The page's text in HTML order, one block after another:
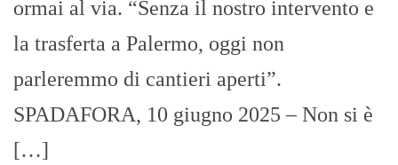
ormai al via. “Senza il nostro intervento e
la trasferta a Palermo, oggi non
parleremmo di cantieri aperti”.
SPADAFORA, 10 giugno 2025 – Non si è
[…]